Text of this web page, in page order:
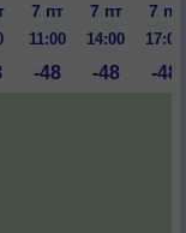
7 пт 7 пт 7 пт
11:00 14:00 17:00
-48 -48 -48